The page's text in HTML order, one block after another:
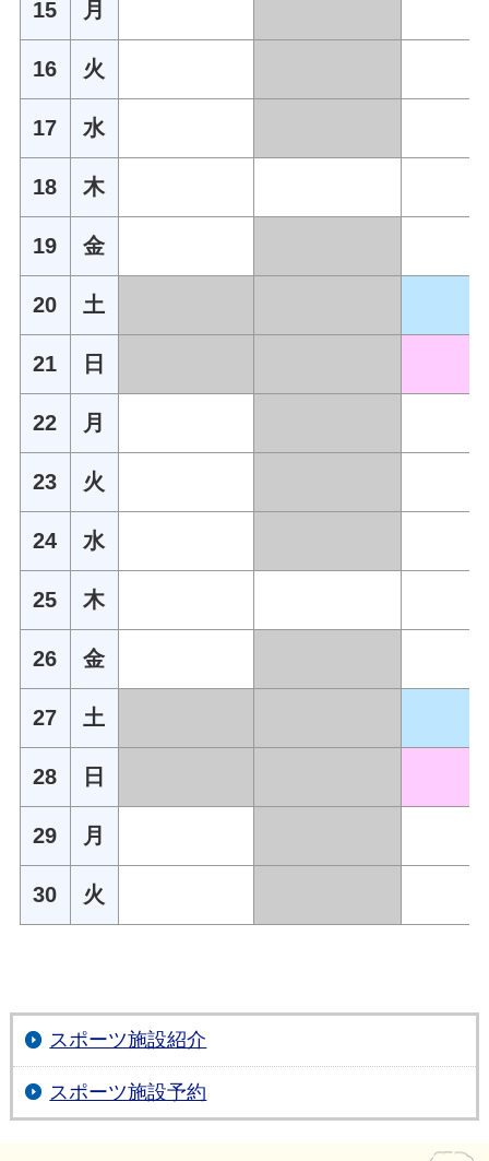
15 月
16 火
17 水
18 木
19 金
20 土
21 日
22 月
23 火
24 水
25 木
26 金
27 土
28 日
29 月
30 火
スポーツ施設紹介
スポーツ施設予約